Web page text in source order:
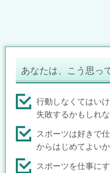
あなたは、こう思っ
行動しなくてはい
失敗するかもしれ
スポーツは好きで
からはじめてよい
スポーツを仕事に